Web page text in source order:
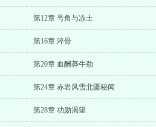
第12章 号角与冻土
第16章 淬骨
第20章 血酬莽牛劲
第24章 赤岩风雪北疆秘闻
第28章 功勋渴望